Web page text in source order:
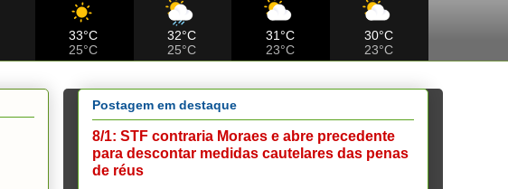
33°C
25°C
32°C
25°C
31°C
23°C
30°C
23°C
Postagem em destaque
8/1: STF contraria Moraes e abre precedente
para descontar medidas cautelares das penas
de réus